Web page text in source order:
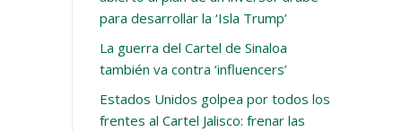
para desarrollar la ‘Isla Trump’
La guerra del Cartel de Sinaloa
también va contra ‘influencers’
Estados Unidos golpea por todos los
frentes al Cartel Jalisco: frenar las